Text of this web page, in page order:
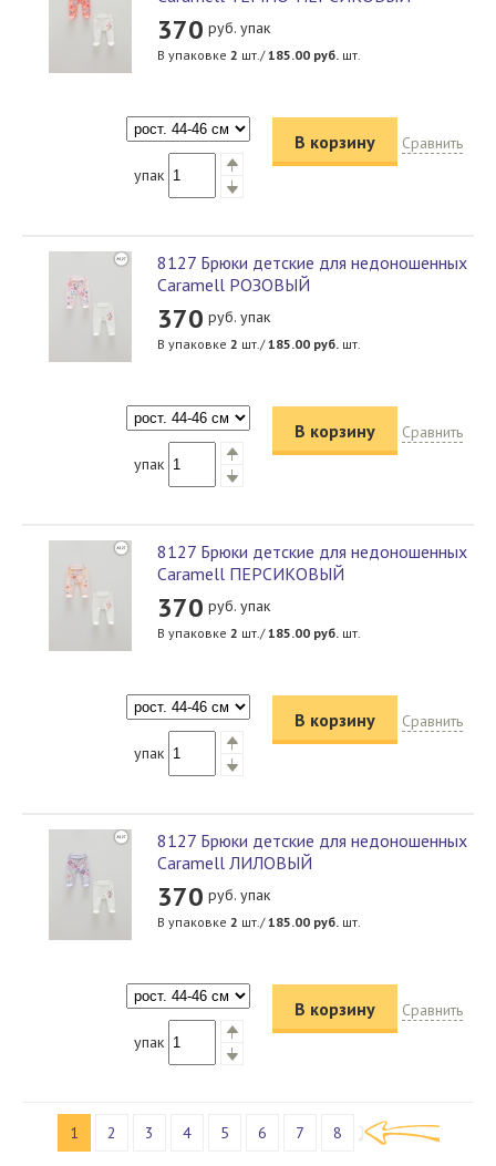
370 руб. упак
В упаковке 2 шт./185.00 руб. шт.
упак
В корзину Сравнить
8127 Брюки детские для недоношенных
Caramell РОЗОВЫЙ
370 руб. упак
В упаковке 2 шт./185.00 руб. шт.
упак
В корзину Сравнить
8127 Брюки детские для недоношенных
Caramell ПЕРСИКОВЫЙ
370 руб. упак
В упаковке 2 шт./185.00 руб. шт.
упак
В корзину Сравнить
8127 Брюки детские для недоношенных
Caramell ЛИЛОВЫЙ
370 руб. упак
В упаковке 2 шт./185.00 руб. шт.
упак
В корзину Сравнить
1 2 3 4 5 6 7 8